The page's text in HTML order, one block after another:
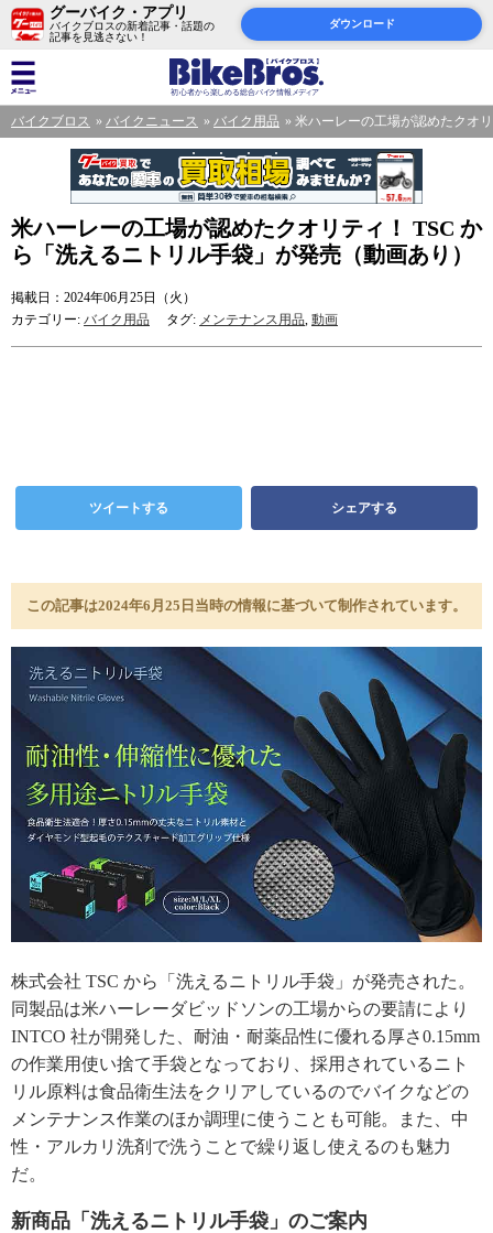
グーバイク・アプリ
バイクブロスの新着記事・話題の
記事を見逃さない！
ダウンロード
バイクブロス バイクニュース バイク用品 米ハーレーの工場が認めたクオ
米ハーレーの工場が認めたクオリティ！ TSC か
ら「洗えるニトリル手袋」が発売（動画あり）
掲載日：2024年06月25日（火）
カテゴリー: バイク用品 タグ: メンテナンス用品, 動画
ツイートする シェアする
この記事は2024年6月25日当時の情報に基づいて制作されています。
株式会社 TSC から「洗えるニトリル手袋」が発売された。
同製品は米ハーレーダビッドソンの工場からの要請により
INTCO 社が開発した、耐油・耐薬品性に優れる厚さ0.15mm
の作業用使い捨て手袋となっており、採用されているニト
リル原料は食品衛生法をクリアしているのでバイクなどの
メンテナンス作業のほか調理に使うことも可能。また、中
性・アルカリ洗剤で洗うことで繰り返し使えるのも魅力
だ。
新商品「洗えるニトリル手袋」のご案内